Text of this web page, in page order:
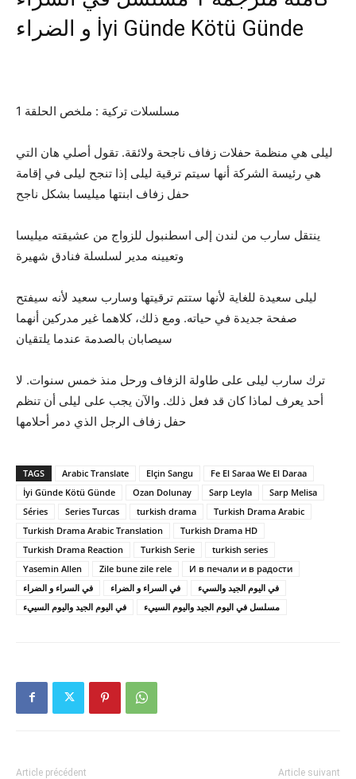
و الضراء‎ İyi Günde Kötü Günde
مسلسلات تركية : ملخص الحلقة 1
ليلى هي منظمة حفلات زفاف ناجحة ولائقة. تقول أصلي هان التي
هي رئيسة الشركة أنها سيتم ترقية ليلى إذا تنجح ليلى في إقامة
حفل زفاف ابنتها ميليسا بشكل ناجح
ينتقل سارب من لندن إلى اسطنبول للزواج من عشيقته ميليسا
وتعيينه مدير لسلسلة فنادق شهيرة
ليلى سعيدة للغاية لأنها ستتم ترقيتها وسارب سعيد لأنه سيفتح
صفحة جديدة في حياته. ومع ذلك، كلاهما غير مدركين أنهما
سيصابان بالصدمة عندما يلتقيان
ترك سارب ليلى على طاولة الزفاف ورحل منذ خمس سنوات. لا
أحد يعرف لماذا كان قد فعل ذلك. والآن يجب على ليلى أن تنظم
حفل زفاف الرجل الذي دمر أحلامها
TAGS Arabic Translate Elçin Sangu
Fe El Saraa We El Daraa
İyi Günde Kötü Günde
Ozan Dolunay Sarp Leyla
Sarp Melisa
Séries
Series Turcas turkish drama
Turkish Drama Arabic
Turkish Drama Arabic Translation
Turkish Drama HD
Turkish Drama Reaction
Turkish Serie
turkish series
Yasemin Allen
Zile bune zile rele
И в печали и в радости
في السراء و الضراء
في اليوم الجيد والسيء
في اليوم الجيد واليوم السييء
مسلسل في اليوم الجيد واليوم السييء
Article précédent Article suivant